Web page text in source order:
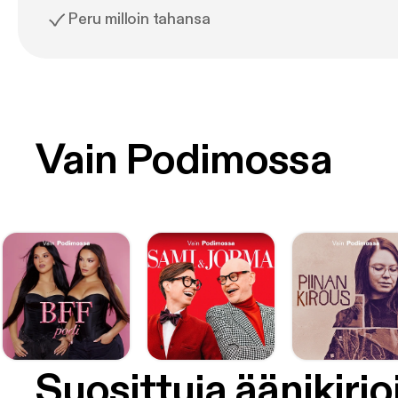
Peru milloin tahansa
Vain Podimossa